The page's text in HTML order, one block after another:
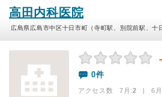
高田内科医院
広島県広島市中区十日市町（寺町駅、別院前駅、十
0件
アクセス数 7月:2 | 6